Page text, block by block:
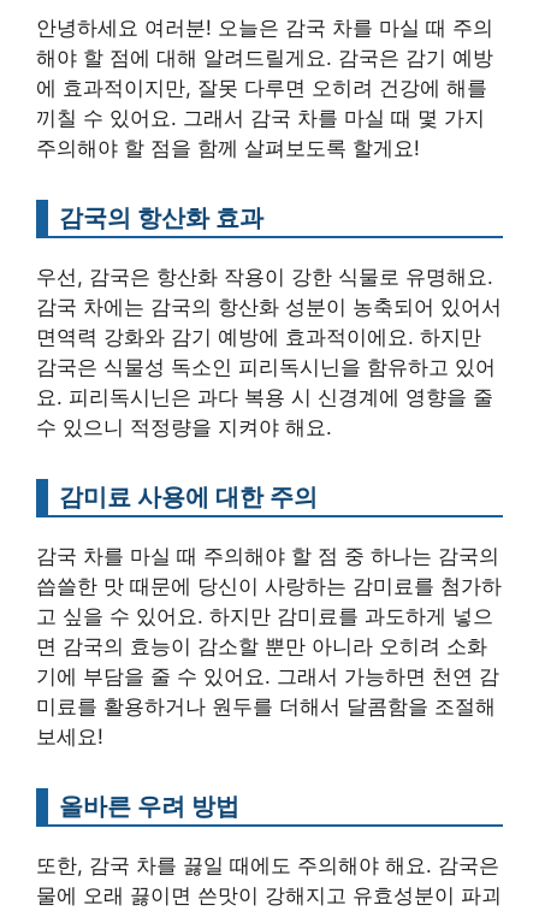
안녕하세요 여러분! 오늘은 감국 차를 마실 때 주의
해야 할 점에 대해 알려드릴게요. 감국은 감기 예방
에 효과적이지만, 잘못 다루면 오히려 건강에 해를
끼칠 수 있어요. 그래서 감국 차를 마실 때 몇 가지
주의해야 할 점을 함께 살펴보도록 할게요!
감국의 항산화 효과
우선, 감국은 항산화 작용이 강한 식물로 유명해요.
감국 차에는 감국의 항산화 성분이 농축되어 있어서
면역력 강화와 감기 예방에 효과적이에요. 하지만
감국은 식물성 독소인 피리독시닌을 함유하고 있어
요. 피리독시닌은 과다 복용 시 신경계에 영향을 줄
수 있으니 적정량을 지켜야 해요.
감미료 사용에 대한 주의
감국 차를 마실 때 주의해야 할 점 중 하나는 감국의
씁쓸한 맛 때문에 당신이 사랑하는 감미료를 첨가하
고 싶을 수 있어요. 하지만 감미료를 과도하게 넣으
면 감국의 효능이 감소할 뿐만 아니라 오히려 소화
기에 부담을 줄 수 있어요. 그래서 가능하면 천연 감
미료를 활용하거나 원두를 더해서 달콤함을 조절해
보세요!
올바른 우려 방법
또한, 감국 차를 끓일 때에도 주의해야 해요. 감국은
물에 오래 끓이면 쓴맛이 강해지고 유효성분이 파괴